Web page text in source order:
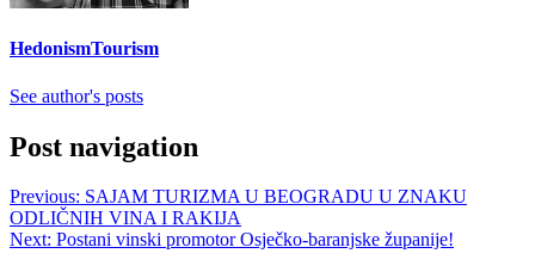
HedonismTourism
See author's posts
Post navigation
Previous: SAJAM TURIZMA U BEOGRADU U ZNAKU
ODLIČNIH VINA I RAKIJA
Next: Postani vinski promotor Osječko-baranjske županije!